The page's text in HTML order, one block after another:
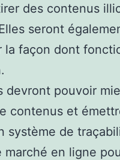
des contenus
seront
la façon dont
devront pouvoir
contenus et
système de
marché en ligne